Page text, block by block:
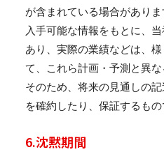
が含まれている場合があり
入手可能な情報をもとに、
あり、実際の業績などは、
て、これら計画・予測と異な
そのため、将来の見通しの
を確約したり、保証するもの
6.沈黙期間